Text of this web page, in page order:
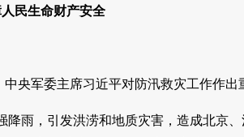
民生命财产安全
央军委主席习近平对防汛救灾工作作出
雨，引发洪涝和地质灾害，造成北京